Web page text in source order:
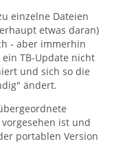
einzelne Dateien
etwas daran)
- aber immerhin
TB-Update nicht
und sich so die
ändert.
ist und
portablen Version